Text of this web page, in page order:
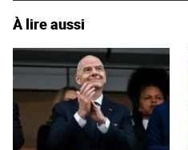
À lire aussi